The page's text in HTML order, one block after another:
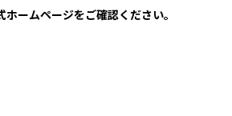
ームページをご確認ください。